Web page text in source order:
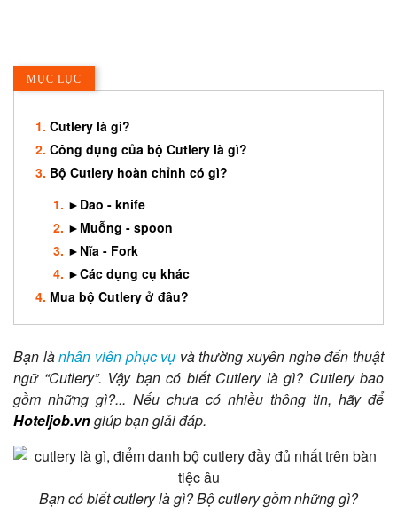
MỤC LỤC
Cutlery là gì?
Công dụng của bộ Cutlery là gì?
Bộ Cutlery hoàn chỉnh có gì?
►Dao - knife
►Muỗng - spoon
►Nĩa - Fork
►Các dụng cụ khác
Mua bộ Cutlery ở đâu?
Bạn lànhân viên phục vụ và thường xuyên nghe đến thuật
ngữ “Cutlery”. Vậy bạn có biết Cutlery là gì? Cutlery bao
gồm những gì?... Nếu chưa có nhiều thông tin, hãy để
Hoteljob.vngiúp bạn giải đáp.
Bạn có biết cutlery là gì? Bộ cutlery gồm những gì?